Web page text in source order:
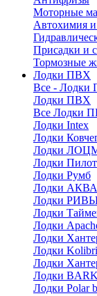
Моторные
Автохимия и
Присадки и
Тормозные
Лодки ПВХ
Все - Лодки
Лодки ПВХ
Все Лодки
Лодки Intex
Лодки
Лодки
Лодки Пилот
Лодки Румб
Лодки АКВА
Лодки
Лодки
Лодки
Лодки
Лодки Kolibri
Лодки
Лодки BARK
Лодки Polar